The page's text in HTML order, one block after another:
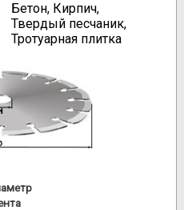
Бетон, Кирпич,
Твердый песчаник,
Тротуарная плитка